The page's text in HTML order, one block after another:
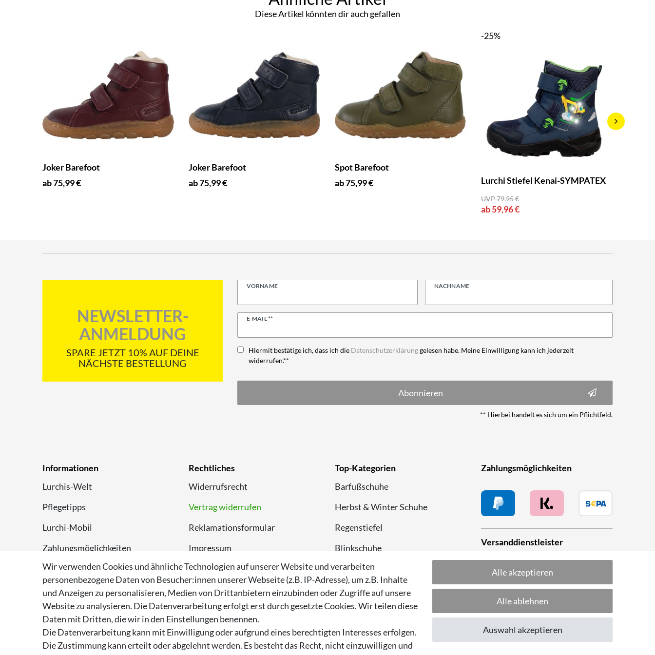
Diese Artikel könnten dir auch gefallen
Joker Barefoot
ab 75,99 €
Joker Barefoot
ab 75,99 €
Spot Barefoot
ab 75,99 €
-25%
Lurchi Stiefel Kenai-SYMPATEX
UVP 79,95 €
ab 59,96 €
NEWSLETTER-
ANMELDUNG
SPARE JETZT 10% AUF DEINE
NÄCHSTE BESTELLUNG
VORNAME NACHNAME
E-MAIL **
Newsletter
Hiermit bestätige ich, dass ich die Daten­schutz­erklärunggelesen habe. Meine Einwilligung kann ich jederzeit
widerrufen.**
Abonnieren
** Hierbei handelt es sich um ein Pflichtfeld.
Informationen
Lurchis-Welt
Pflegetipps
Lurchi-Mobil
Zahlungsmöglichkeiten
Versand
Rückversand
Entsorgungshinweise
Über Supremo Shoes
Rechtliches
Widerrufsrecht
Vertrag widerrufen
Reklamationsformular
Impressum
Datenschutzerklärung
Top-Kategorien
Barfußschuhe
Herbst & Winter Schuhe
Regenstiefel
Blinkschuhe
Schnneestiefel
Wasserdichte Kinderschuhe
Sneaker
Lauflernschuhe
Zahlungsmöglichkeiten
Versanddienstleister
Folge uns!
Wir verwenden Cookies und ähnliche Technologien auf unserer Website und verarbeiten
personenbezogene Daten von Besucher:innen unserer Webseite (z.B. IP-Adresse), um z.B. Inhalte
und Anzeigen zu personalisieren, Medien von Drittanbietern einzubinden oder Zugriffe auf unsere
Website zu analysieren. Die Datenverarbeitung erfolgt erst durch gesetzte Cookies. Wir teilen diese
Daten mit Dritten, die wir in den Einstellungen benennen.
Die Datenverarbeitung kann mit Einwilligung oder aufgrund eines berechtigten Interesses erfolgen.
Die Zustimmung kann erteilt oder abgelehnt werden. Es besteht das Recht, nicht einzuwilligen und
Alle akzeptieren
Alle ablehnen
Auswahl akzeptieren